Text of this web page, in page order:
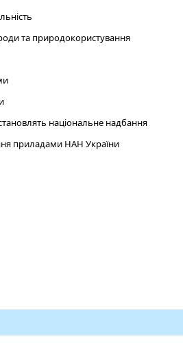
та природокористування
національне надбання
приладами НАН України